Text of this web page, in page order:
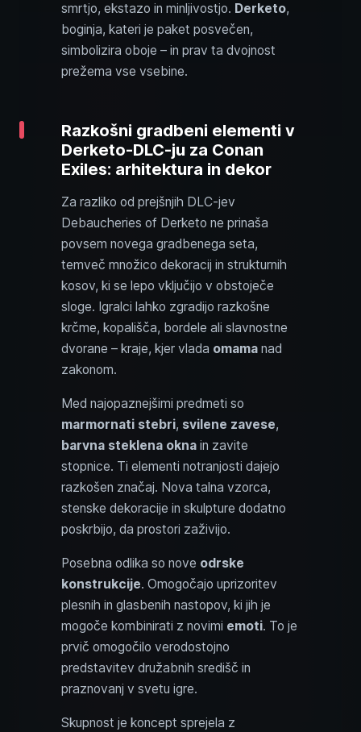
smrtjo, ekstazo in minljivostjo. Derketo,
boginja, kateri je paket posvečen,
simbolizira oboje – in prav ta dvojnost
prežema vse vsebine.
Razkošni gradbeni elementi v
Derketo-DLC-ju za Conan
Exiles: arhitektura in dekor
Za razliko od prejšnjih DLC-jev
Debaucheries of Derketo ne prinaša
povsem novega gradbenega seta,
temveč množico dekoracij in strukturnih
kosov, ki se lepo vključijo v obstoječe
sloge. Igralci lahko zgradijo razkošne
krčme, kopališča, bordele ali slavnostne
dvorane – kraje, kjer vlada omama nad
zakonom.
Med najopaznejšimi predmeti so
marmornati stebri, svilene zavese,
barvna steklena okna in zavite
stopnice. Ti elementi notranjosti dajejo
razkošen značaj. Nova talna vzorca,
stenske dekoracije in skulpture dodatno
poskrbijo, da prostori zaživijo.
Posebna odlika so nove odrske
konstrukcije. Omogočajo uprizoritev
plesnih in glasbenih nastopov, ki jih je
mogoče kombinirati z novimi emoti. To je
prvič omogočilo verodostojno
predstavitev družabnih središč in
praznovanj v svetu igre.
Skupnost je koncept sprejela z